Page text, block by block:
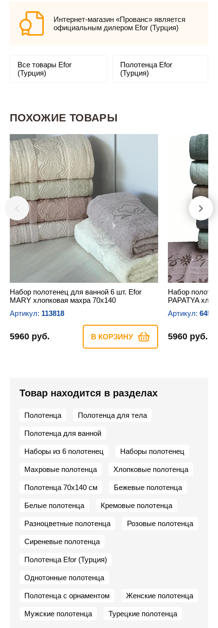
Интернет-магазин «Прованс» является
официальным дилером Efor (Турция)
Все товары Efor
(Турция)
Полотенца Efor
(Турция)
ПОХОЖИЕ ТОВАРЫ
Набор полотенец для ванной 6 шт. Efor
MARY хлопковая махра 70х140
Артикул: 113818
5960 руб. В КОРЗИНУ
Набор
PAPATYA
Артикул:
5960 руб.
Товар находится в разделах
Полотенца Полотенца для тела
Полотенца для ванной
Наборы из 6 полотенец Наборы полотенец
Махровые полотенца Хлопковые полотенца
Полотенца 70х140 см Бежевые полотенца
Белые полотенца Кремовые полотенца
Разноцветные полотенца Розовые полотенца
Сиреневые полотенца
Полотенца Efor (Турция)
Однотонные полотенца
Полотенца с орнаментом Женские полотенца
Мужские полотенца Турецкие полотенца